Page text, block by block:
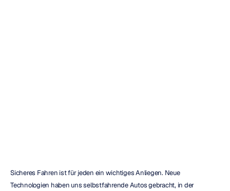
Sicheres Fahren ist für jeden ein wichtiges Anliegen. Neue
Technologien haben uns selbstfahrende Autos gebracht, in der